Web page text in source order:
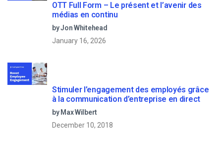
OTT Full Form – Le présent et l’avenir des
médias en continu
by Jon Whitehead
January 16, 2026
Stimuler l’engagement des employés grâce
à la communication d’entreprise en direct
by Max Wilbert
December 10, 2018